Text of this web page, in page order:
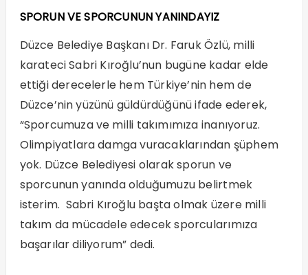
SPORUN VE SPORCUNUN YANINDAYIZ
Düzce Belediye Başkanı Dr. Faruk Özlü, milli
karateci Sabri Kıroğlu’nun bugüne kadar elde
ettiği derecelerle hem Türkiye’nin hem de
Düzce’nin yüzünü güldürdüğünü ifade ederek,
“Sporcumuza ve milli takımımıza inanıyoruz.
Olimpiyatlara damga vuracaklarından şüphem
yok. Düzce Belediyesi olarak sporun ve
sporcunun yanında olduğumuzu belirtmek
isterim. Sabri Kıroğlu başta olmak üzere milli
takım da mücadele edecek sporcularımıza
başarılar diliyorum” dedi.